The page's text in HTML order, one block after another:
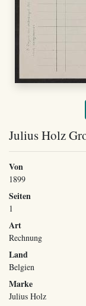
Julius Holz
Von
1899
Seiten
1
Art
Rechnung
Land
Belgien
Marke
Julius Holz